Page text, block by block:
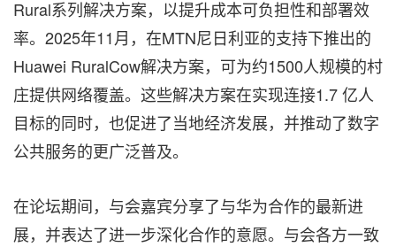
Rural系列解决方案，以提升成本可负担性和部署效
率。2025年11月，在MTN尼日利亚的支持下推出的
Huawei RuralCow解决方案，可为约1500人规模的村
庄提供网络覆盖。这些解决方案在实现连接1.7 亿人
目标的同时，也促进了当地经济发展，并推动了数字
公共服务的更广泛普及。
在论坛期间，与会嘉宾分享了与华为合作的最新进
展，并表达了进一步深化合作的意愿。与会各方一致